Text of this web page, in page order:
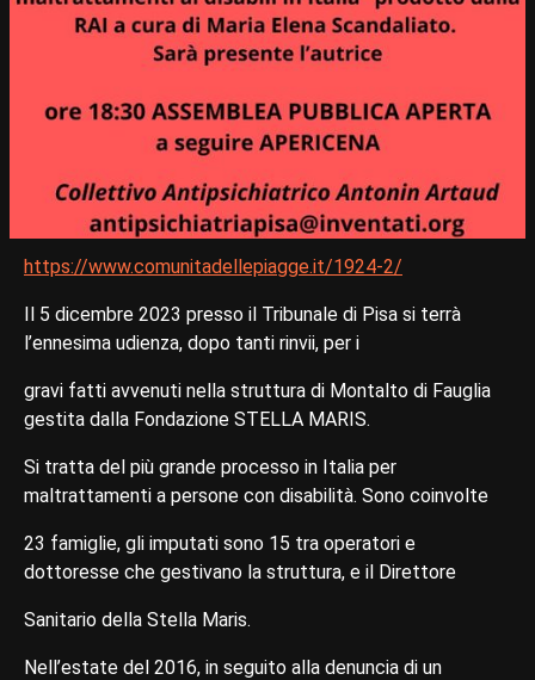
https://www.comunitadellepiagge.it/1924-2/
Il 5 dicembre 2023 presso il Tribunale di Pisa si terrà
l’ennesima udienza, dopo tanti rinvii, per i
gravi fatti avvenuti nella struttura di Montalto di Fauglia
gestita dalla Fondazione STELLA MARIS.
Si tratta del più grande processo in Italia per
maltrattamenti a persone con disabilità. Sono coinvolte
23 famiglie, gli imputati sono 15 tra operatori e
dottoresse che gestivano la struttura, e il Direttore
Sanitario della Stella Maris.
Nell’estate del 2016, in seguito alla denuncia di un